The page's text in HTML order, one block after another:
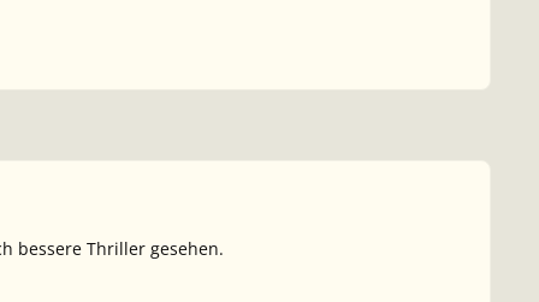
bessere Thriller gesehen.